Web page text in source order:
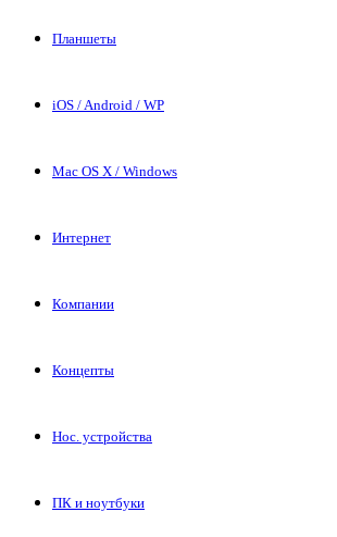
Планшеты
iOS / Android / WP
Mac OS X / Windows
Интернет
Компании
Концепты
Нос. устройства
ПК и ноутбуки